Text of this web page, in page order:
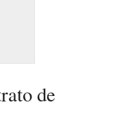
de